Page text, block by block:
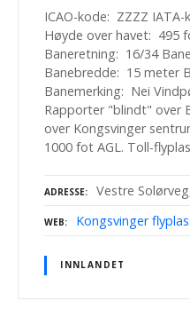
ICAO-kode: ZZZZ
Høyde over havet: 495
Baneretning: 16/34
Banebredde: 15 meter
Banemerking: Nei
Rapporter "blindt" over
over Kongsvinger
1000 fot AGL. Toll-
ADRESSE Vestre
WEB Kongsvinger
INNLANDET